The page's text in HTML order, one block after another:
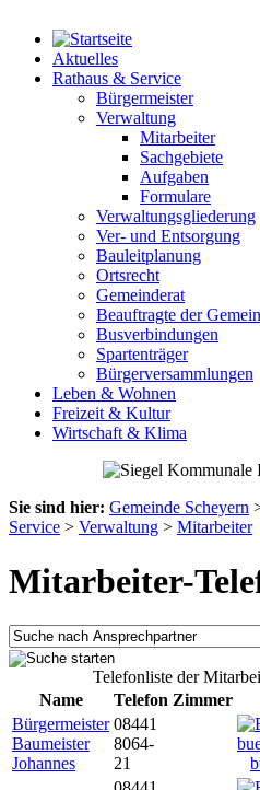
Aktuelles
Rathaus & Service
Bürgermeister
Verwaltung
Mitarbeiter
Sachgebiete
Aufgaben
Formulare
Verwaltungsgliederung
Ver- und Entsorgung
Bauleitplanung
Ortsrecht
Gemeinderat
Beauftragte der
Busverbindungen
Spartenträger
Bürgerversammlungen
Leben & Wohnen
Freizeit & Kultur
Wirtschaft & Klima
Sie sind hier: Gemeinde Scheyern
Service > Verwaltung > Mitarbeiter
Mitarbeiter-
Telefonliste der
Name
Telefon Zimmer
Bürgermeister
Baumeister
Johannes
08441
8064-
21